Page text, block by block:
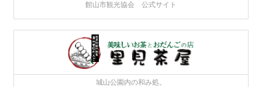
館山市観光協会 公式サイト
城山公園内の和み処。